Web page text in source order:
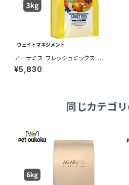
アーテミス フレッシュミックス ウ
ェイトマネージメント アダルトド
ッグ 3kg
¥5,830
同じカテゴ